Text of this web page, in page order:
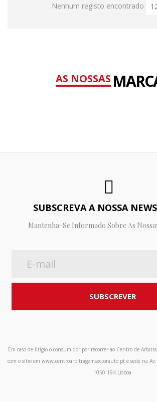
Nenhum registo encontrado
AS NOSSAS
SUBSCREVA A NOSSA
Mantenha-Se Informado Sobre As
Em caso de litígio o consumidor por recorrer ao Centro de
com o sítio em www.centroarbitragemsectorauto.pt e sede na
1050 194 Lisboa